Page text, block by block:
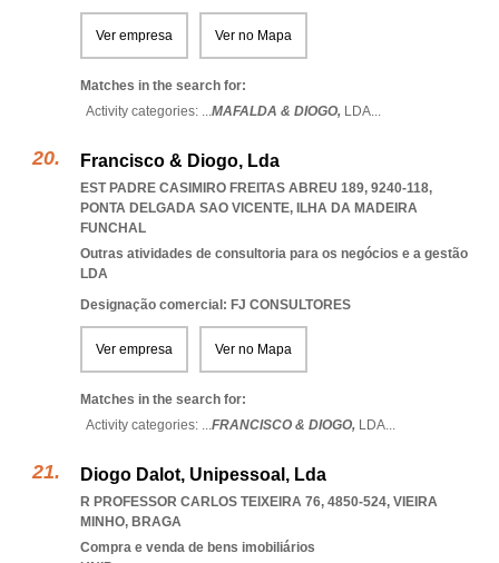
Ver empresa Ver no Mapa
Matches in the search for:
Activity categories: ...MAFALDA & DIOGO, LDA...
Francisco & Diogo, Lda
EST PADRE CASIMIRO FREITAS ABREU 189, 9240-118,
PONTA DELGADA SAO VICENTE, ILHA DA MADEIRA
FUNCHAL
Outras atividades de consultoria para os negócios e a gestão
LDA
Designação comercial: FJ CONSULTORES
Ver empresa Ver no Mapa
Matches in the search for:
Activity categories: ...FRANCISCO & DIOGO, LDA...
Diogo Dalot, Unipessoal, Lda
R PROFESSOR CARLOS TEIXEIRA 76, 4850-524, VIEIRA
MINHO, BRAGA
Compra e venda de bens imobiliários